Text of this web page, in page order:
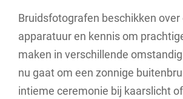
Bruidsfotografen beschikken over
apparatuur en kennis om
maken in verschillende
nu gaat om een zonnige
intieme ceremonie bij kaarslicht